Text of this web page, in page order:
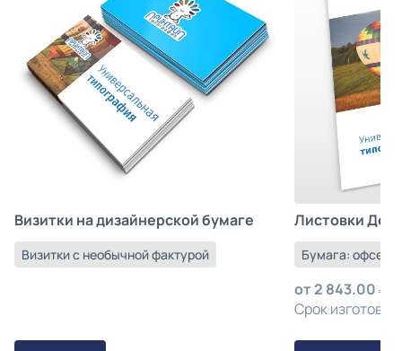
Визитки на дизайнерской бумаге
Визитки с необычной фактурой
Листовки
Бумага:
от2 843.00
Срок